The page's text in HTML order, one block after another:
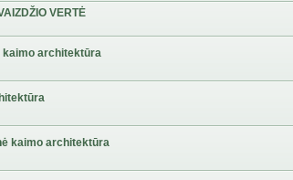
VERTĖ
architektūra
kaimo architektūra